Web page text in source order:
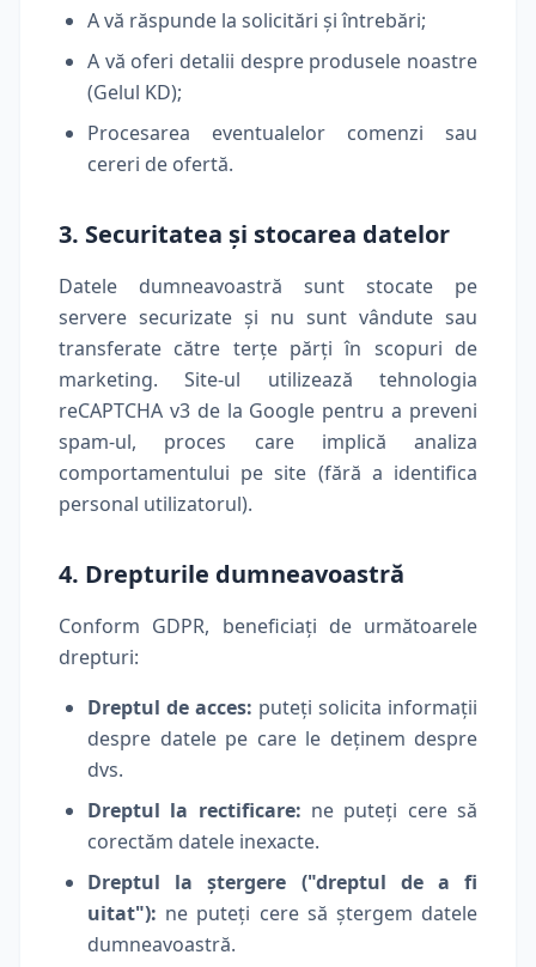
A vă răspunde la solicitări și întrebări;
A vă oferi detalii despre produsele noastre
(Gelul KD);
Procesarea eventualelor comenzi sau
cereri de ofertă.
3. Securitatea și stocarea datelor
Datele dumneavoastră sunt stocate pe
servere securizate și nu sunt vândute sau
transferate către terțe părți în scopuri de
marketing. Site-ul utilizează tehnologia
reCAPTCHA v3 de la Google pentru a preveni
spam-ul, proces care implică analiza
comportamentului pe site (fără a identifica
personal utilizatorul).
4. Drepturile dumneavoastră
Conform GDPR, beneficiați de următoarele
drepturi:
Dreptul de acces: puteți solicita informații
despre datele pe care le deținem despre
dvs.
Dreptul la rectificare: ne puteți cere să
corectăm datele inexacte.
Dreptul la ștergere ("dreptul de a fi
uitat"): ne puteți cere să ștergem datele
dumneavoastră.